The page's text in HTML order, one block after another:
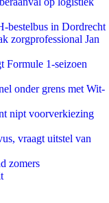
bestelbus in Dordrecht
zorgprofessional Jan
Formule 1-seizoen
onder grens met Wit-
nipt voorverkiezing
vraagt uitstel van
zomers